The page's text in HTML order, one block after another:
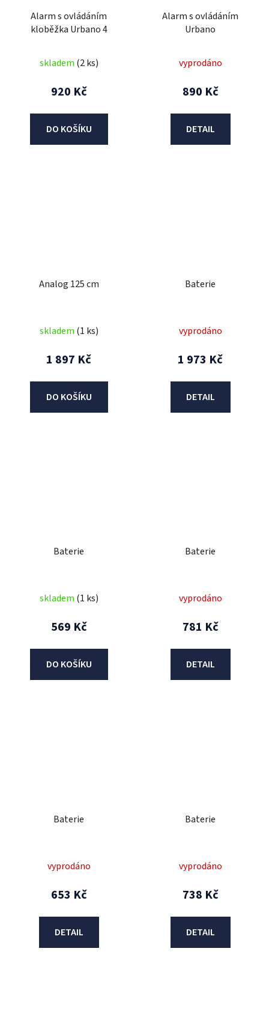
Alarm s ovládáním
kloběžka Urbano 4
skladem (2 ks)
920 Kč
DO KOŠÍKU
Alarm s ovládáním
Urbano
vyprodáno
890 Kč
DETAIL
Analog 125 cm
skladem (1 ks)
1 897 Kč
DO KOŠÍKU
Baterie
vyprodáno
1 973 Kč
DETAIL
Baterie
skladem (1 ks)
569 Kč
DO KOŠÍKU
Baterie
vyprodáno
781 Kč
DETAIL
Baterie
vyprodáno
653 Kč
DETAIL
Baterie
vyprodáno
738 Kč
DETAIL